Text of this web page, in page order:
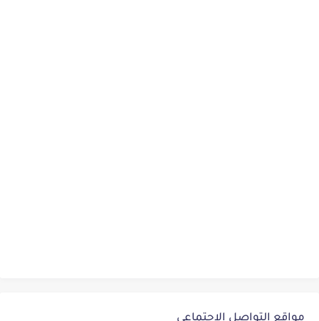
مواقع التواصل الإجتماعي